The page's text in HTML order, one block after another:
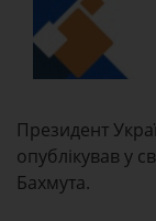
Президент
опублікував у
Бахмута.